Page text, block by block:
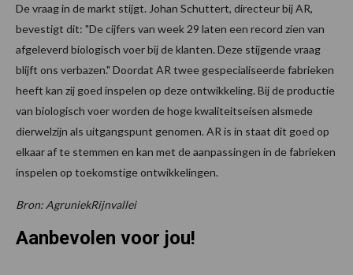
De vraag in de markt stijgt. Johan Schuttert, directeur bij AR,
bevestigt dit: "De cijfers van week 29 laten een record zien van
afgeleverd biologisch voer bij de klanten. Deze stijgende vraag
blijft ons verbazen." Doordat AR twee gespecialiseerde fabrieken
heeft kan zij goed inspelen op deze ontwikkeling. Bij de productie
van biologisch voer worden de hoge kwaliteitseisen alsmede
dierwelzijn als uitgangspunt genomen. AR is in staat dit goed op
elkaar af te stemmen en kan met de aanpassingen in de fabrieken
inspelen op toekomstige ontwikkelingen.
Bron: AgruniekRijnvallei
Aanbevolen voor jou!